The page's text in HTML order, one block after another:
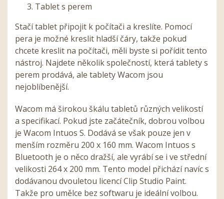
Tablet s perem
Stačí tablet připojit k počítači a kreslíte. Pomocí
pera je možné kreslit hladší čáry, takže pokud
chcete kreslit na počítači, měli byste si pořídit tento
nástroj. Najdete několik společností, která tablety s
perem prodává, ale tablety Wacom jsou
nejoblíbenější.
Wacom má širokou škálu tabletů různých velikostí
a specifikací. Pokud jste začátečník, dobrou volbou
je Wacom Intuos S. Dodává se však pouze jen v
menším rozměru 200 x 160 mm. Wacom Intuos s
Bluetooth je o něco dražší, ale vyrábí se i ve střední
velikosti 264 x 200 mm. Tento model přichází navíc s
dodávanou dvouletou licencí Clip Studio Paint.
Takže pro umělce bez softwaru je ideální volbou.